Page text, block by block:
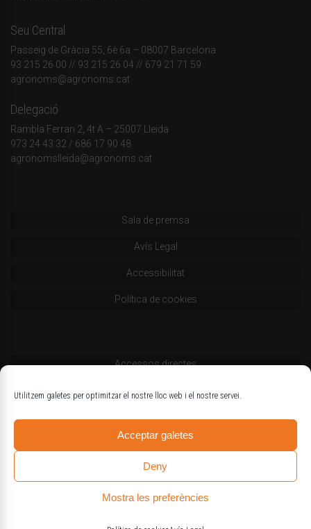
Utilitzem galetes per optimitzar el nostre lloc web i el nostre servei.
Acceptar galetes
Deny
Mostra les preferències
Seu Central
Passeig de Gràcia 55, 6è 6a – 08007 Barcelona
93 215 26 00 // 93 215 26 04 // 679 21 71 59
agronoms@agronoms.cat
Delegació
Rambla Ferran 2, 4t A – 25007 Lleida
973 24 43 32 / 686 17 90 48
agronomslleida@agronoms.cat
Sala de premsa
Avís Legal
Accessibilitat
Política de cookies
Accessos directes
Codi deontològic
Logotips oficials
© Col·legi d'Enginyers Agrònoms de Catalunya